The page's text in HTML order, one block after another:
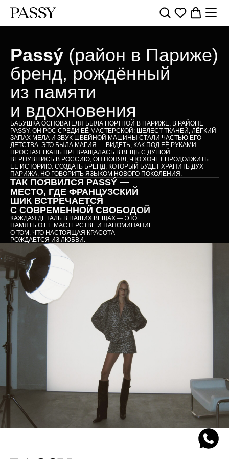
Passý (район в Париже)
бренд, рождённый
из памяти
и вдохновения
БАБУШКА ОСНОВАТЕЛЯ БЫЛА ПОРТНОЙ В ПАРИЖЕ, В РАЙОНЕ
PASSY. ОН РОС СРЕДИ ЕЁ МАСТЕРСКОЙ: ШЕЛЕСТ ТКАНЕЙ, ЛЁГКИЙ
ЗАПАХ МЕЛА И ЗВУК ШВЕЙНОЙ МАШИНЫ СТАЛИ ЧАСТЬЮ ЕГО
ДЕТСТВА. ЭТО БЫЛА МАГИЯ — ВИДЕТЬ, КАК ПОД ЕЁ РУКАМИ
ПРОСТАЯ ТКАНЬ ПРЕВРАЩАЛАСЬ В ВЕЩЬ С ДУШОЙ.
ВЕРНУВШИСЬ В РОССИЮ, ОН ПОНЯЛ, ЧТО ХОЧЕТ ПРОДОЛЖИТЬ
ЕЁ ИСТОРИЮ. СОЗДАТЬ БРЕНД, КОТОРЫЙ БУДЕТ ХРАНИТЬ ДУХ
ПАРИЖА, НО ГОВОРИТЬ ЯЗЫКОМ НОВОГО ПОКОЛЕНИЯ.
ТАК ПОЯВИЛСЯ PASSÝ —
МЕСТО, ГДЕ ФРАНЦУЗСКИЙ
ШИК ВСТРЕЧАЕТСЯ
С СОВРЕМЕННОЙ СВОБОДОЙ
КАЖДАЯ ДЕТАЛЬ В НАШИХ ВЕЩАХ — ЭТО
ПАМЯТЬ О ЕЁ МАСТЕРСТВЕ И НАПОМИНАНИЕ
О ТОМ, ЧТО НАСТОЯЩАЯ КРАСОТА
РОЖДАЕТСЯ ИЗ ЛЮБВИ.